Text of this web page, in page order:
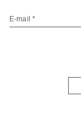
E-mail *